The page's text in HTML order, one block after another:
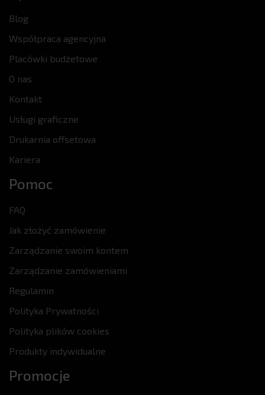
Blog
Współpraca agencyjna
Placówki budżetowe
O nas
Kontakt
Usługi graficzne
Drukarnia offsetowa
Kariera
Pomoc
FAQ
Jak złożyć zamówienie
Zarządzanie swoim kontem
Zarządzanie zamówieniami
Regulamin
Polityka Prywatności
Polityka plików cookies
Produkty indywidualne
Promocje